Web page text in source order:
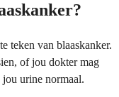
teken van blaaskanker.
of jou dokter mag
urine normaal.